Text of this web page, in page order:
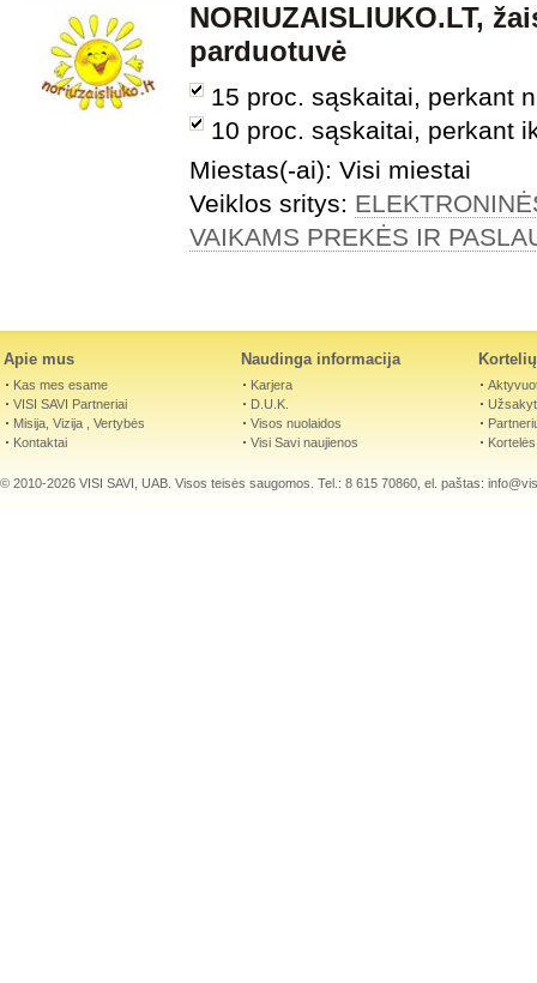
NORIUZAISLIUKO.LT,
parduotuvė
15 proc. sąskaitai, perkant
10 proc. sąskaitai, perkant
Miestas(-ai): Visi miestai
Veiklos sritys:
VAIKAMS PREKĖS IR
Apie mus
Kas mes esame
VISI SAVI Partneriai
Misija, Vizija , Vertybės
Kontaktai
Naudinga informacija
Karjera
D.U.K.
Visos nuolaidos
Visi Savi naujienos
© 2010-2026 VISI SAVI, UAB. Visos teisės saugomos. Tel.: 8 615 70860, el. paštas: